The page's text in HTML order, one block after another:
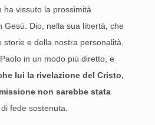
ha vissuto la prossimità
Gesù. Dio, nella sua libertà, che
e della nostra personalità,
in un modo più diretto, e
lui la rivelazione del Cristo,
missione non sarebbe stata
fede sostenuta.